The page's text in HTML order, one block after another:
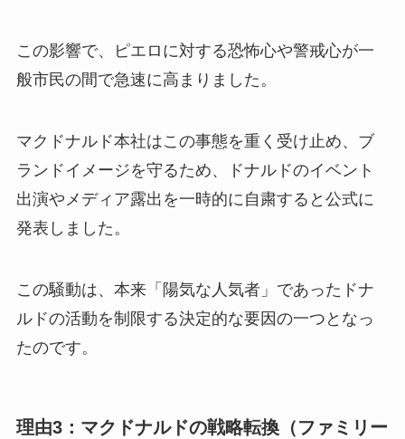
この影響で、ピエロに対する恐怖心や警戒心が一
般市民の間で急速に高まりました。
マクドナルド本社はこの事態を重く受け止め、ブ
ランドイメージを守るため、ドナルドのイベント
出演やメディア露出を一時的に自粛すると公式に
発表しました。
この騒動は、本来「陽気な人気者」であったドナ
ルドの活動を制限する決定的な要因の一つとなっ
たのです。
理由3：マクドナルドの戦略転換（ファミリー